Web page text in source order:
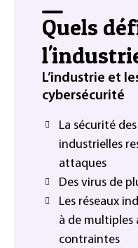
Quels
L’industrie et
cybersécurité
La sécurité
industrielles
attaques
Des virus de
Les réseaux
à de
contraintes